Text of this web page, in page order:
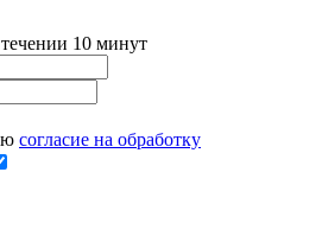
10 минут
согласие на обработку